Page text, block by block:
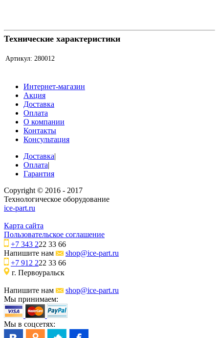
Технические характеристики
Артикул: 280012
Интернет-магазин
Акция
Доставка
Оплата
О компании
Контакты
Консультация
Доставка|
Оплата|
Гарантия
Copyright © 2016 - 2017
Технологическое оборудование
ice-part.ru
Карта сайта
Пользовательское соглашение
+7 343 222 33 66
Напишите нам
shop@ice-part.ru
+7 912 222 33 66
г. Первоуральск
Напишите нам
shop@ice-part.ru
Мы принимаем:
Мы в соцсетях: